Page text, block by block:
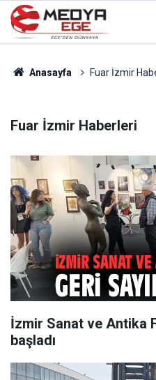
Anasayfa Fuar İzmir
Fuar İzmir Haberleri
İzmir Sanat ve Antika
başladı